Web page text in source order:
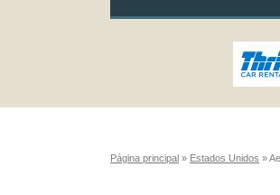
Página principal » Estados Unidos »